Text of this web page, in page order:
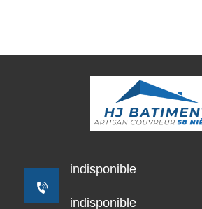
indisponible
indisponible